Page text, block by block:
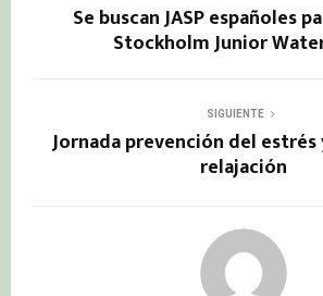
Se buscan JASP españoles
Stockholm Junior
SIGUIENTE
Jornada prevención del
relajación